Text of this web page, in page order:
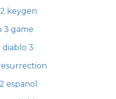
keygen
3 game
3
espanol